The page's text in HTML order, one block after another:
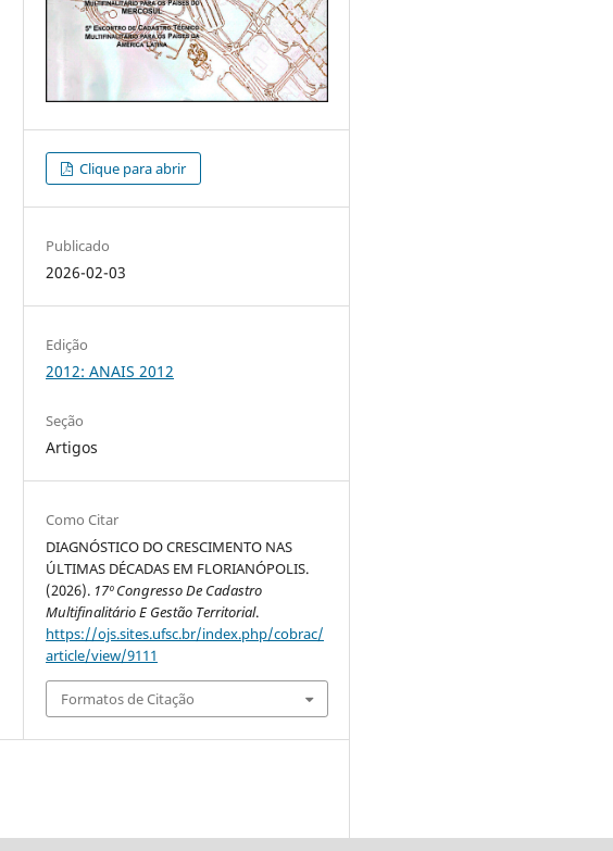
Clique para abrir
Publicado
2026-02-03
Edição
2012: ANAIS 2012
Seção
Artigos
Como Citar
DIAGNÓSTICO DO CRESCIMENTO NAS
ÚLTIMAS DÉCADAS EM FLORIANÓPOLIS.
(2026). 17º Congresso De Cadastro
Multifinalitário E Gestão Territorial.
https://ojs.sites.ufsc.br/index.php/cobrac/
article/view/9111
Formatos de Citação